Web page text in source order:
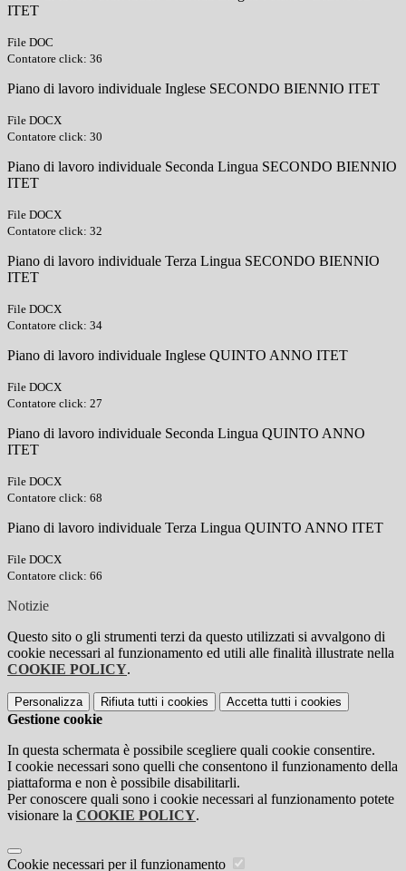
ITET
File DOC
Contatore click: 36
Piano di lavoro individuale Inglese SECONDO BIENNIO ITET
File DOCX
Contatore click: 30
Piano di lavoro individuale Seconda Lingua SECONDO BIENNIO
ITET
File DOCX
Contatore click: 32
Piano di lavoro individuale Terza Lingua SECONDO BIENNIO
ITET
File DOCX
Contatore click: 34
Piano di lavoro individuale Inglese QUINTO ANNO ITET
File DOCX
Contatore click: 27
Piano di lavoro individuale Seconda Lingua QUINTO ANNO
ITET
File DOCX
Contatore click: 68
Piano di lavoro individuale Terza Lingua QUINTO ANNO ITET
File DOCX
Contatore click: 66
Notizie
Questo sito o gli strumenti terzi da questo utilizzati si avvalgono di
cookie necessari al funzionamento ed utili alle finalità illustrate nella
COOKIE POLICY.
Personalizza Rifiuta tutti i cookies Accetta tutti i cookies
Gestione cookie
In questa schermata è possibile scegliere quali cookie consentire.
I cookie necessari sono quelli che consentono il funzionamento della
piattaforma e non è possibile disabilitarli.
Per conoscere quali sono i cookie necessari al funzionamento potete
visionare la COOKIE POLICY.
Cookie necessari per il funzionamento